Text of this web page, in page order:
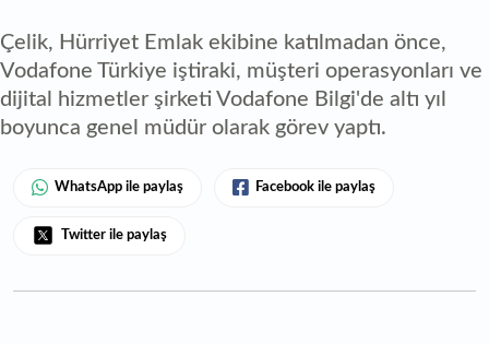
Çelik, Hürriyet Emlak ekibine katılmadan önce,
Vodafone Türkiye iştiraki, müşteri operasyonları ve
dijital hizmetler şirketi Vodafone Bilgi'de altı yıl
boyunca genel müdür olarak görev yaptı.
WhatsApp ile paylaş Facebook ile paylaş
Twitter ile paylaş